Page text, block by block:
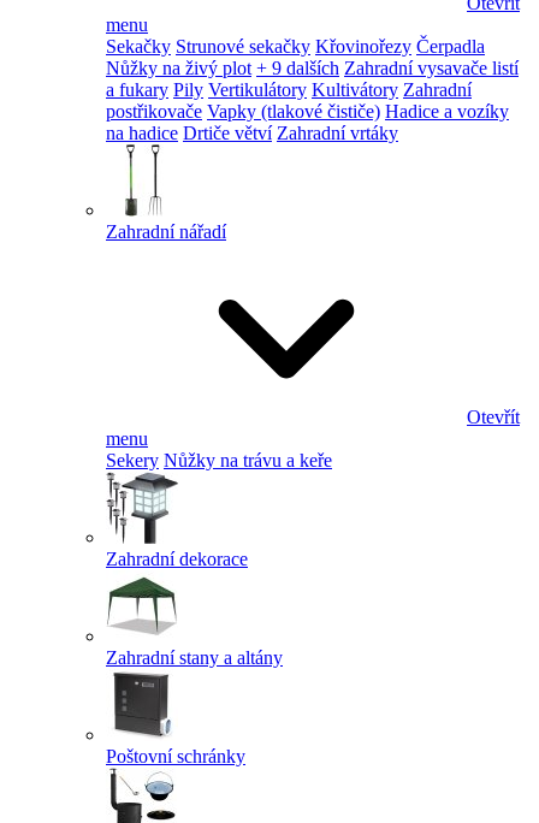
menu
Sekačky Strunové sekačky Křovinořezy Čerpadla
Nůžky na živý plot + 9 dalších Zahradní vysavače listí
a fukary Pily Vertikulátory Kultivátory Zahradní
postřikovače Vapky (tlakové čističe) Hadice a vozíky
na hadice Drtiče větví Zahradní vrtáky
Zahradní nářadí
Otevřít
menu
Sekery Nůžky na trávu a keře
Zahradní dekorace
Zahradní stany a altány
Poštovní schránky